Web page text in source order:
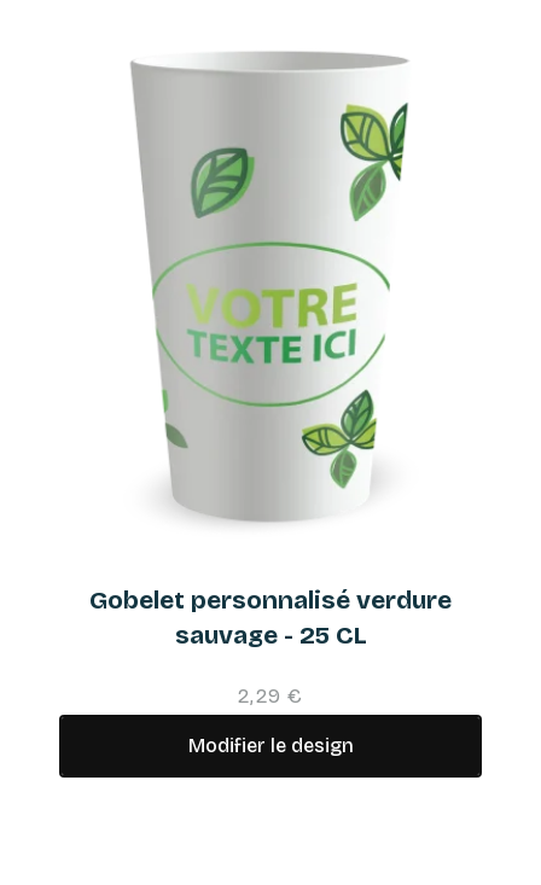
Gobelet personnalisé verdure
sauvage - 25 CL
2,29 €
Modifier le design